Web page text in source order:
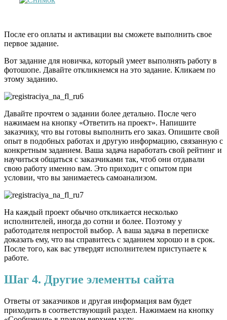
После его оплаты и активации вы сможете выполнить свое
первое задание.
Вот задание для новичка, который умеет выполнять работу в
фотошопе. Давайте откликнемся на это задание. Кликаем по
этому заданию.
Давайте прочтем о задании более детально. После чего
нажимаем на кнопку «Ответить на проект». Напишите
заказчику, что вы готовы выполнить его заказ. Опишите свой
опыт в подобных работах и другую информацию, связанную с
конкретным заданием. Ваша задача наработать свой рейтинг и
научиться общаться с заказчиками так, чтоб они отдавали
свою работу именно вам. Это приходит с опытом при
условии, что вы занимаетесь самоанализом.
На каждый проект обычно откликается несколько
исполнителей, иногда до сотни и более. Поэтому у
работодателя непростой выбор. А ваша задача в переписке
доказать ему, что вы справитесь с заданием хорошо и в срок.
После того, как вас утвердят исполнителем приступаете к
работе.
Шаг 4. Другие элементы сайта
Ответы от заказчиков и другая информация вам будет
приходить в соответствующий раздел. Нажимаем на кнопку